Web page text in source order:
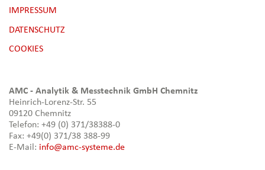
NAVIGATION
ÜBERSPRINGEN
IMPRESSUM
DATENSCHUTZ
[NBSP]
COOKIES
AMC - Analytik & Messtechnik GmbH Chemnitz
Heinrich-Lorenz-Str. 55
09120 Chemnitz
Telefon: +49 (0) 371/38388-0
Fax: +49(0) 371/38 388-99
E-Mail: info@amc-systeme.de